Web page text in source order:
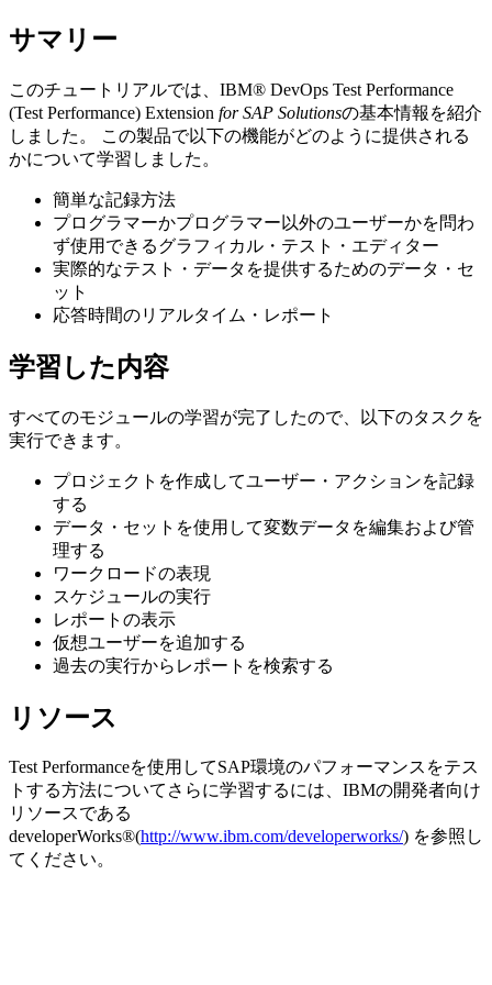
サマリー
このチュートリアルでは、 IBM® DevOps Test Performance
(Test Performance) Extension for SAP Solutionsの基本情報を紹介
しました。 この製品で以下の機能がどのように提供される
かについて学習しました。
簡単な記録方法
プログラマーかプログラマー以外のユーザーかを問わ
ず使用できるグラフィカル・テスト・エディター
実際的なテスト・データを提供するためのデータ・セ
ット
応答時間のリアルタイム・レポート
学習した内容
すべてのモジュールの学習が完了したので、以下のタスクを
実行できます。
プロジェクトを作成してユーザー・アクションを記録
する
データ・セットを使用して変数データを編集および管
理する
ワークロードの表現
スケジュールの実行
レポートの表示
仮想ユーザーを追加する
過去の実行からレポートを検索する
リソース
Test Performanceを使用してSAP環境のパフォーマンスをテス
トする方法についてさらに学習するには、IBMの開発者向け
リソースである
developerWorks®(http://www.ibm.com/developerworks/) を参照し
てください。